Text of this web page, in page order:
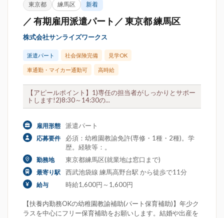
東京都 練馬区 新着
／ 有期雇用派遣パート／ 東京都 練馬区
株式会社サンライズワークス
派遣パート 社会保険完備 見学OK
車通勤・マイカー通勤可 高時給
【アピールポイント】1)専任の担当者がしっかりとサポー
トします!2)8:30～14:30の...
雇用形態 派遣パート
応募要件
必須：幼稚園教諭免許(専修・1種・2種)。学
歴。経験等：。
勤務地 東京都練馬区(就業地は窓口まで)
最寄り駅 西武池袋線 練馬高野台駅 から徒歩で11分
給与 時給1,600円～1,600円
【扶養内勤務OKの幼稚園教諭補助(パート保育補助)】年少ク
ラスを中心にフリー保育補助をお願いします。結婚や出産を